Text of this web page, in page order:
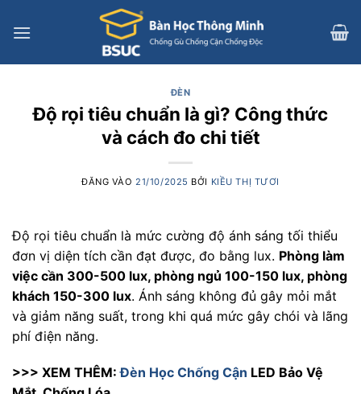
qua
dung
ĐÈN
Độ rọi tiêu chuẩn là gì? Công thức
và cách đo chi tiết
ĐĂNG VÀO 21/10/2025 BỞI KIỀU THỊ TƯƠI
Độ rọi tiêu chuẩn là mức cường độ ánh sáng tối thiểu
đơn vị diện tích cần đạt được, đo bằng lux. Phòng làm
việc cần 300-500 lux, phòng ngủ 100-150 lux, phòng
khách 150-300 lux. Ánh sáng không đủ gây mỏi mắt
và giảm năng suất, trong khi quá mức gây chói và lãng
phí điện năng.
>>> XEM THÊM:Đèn Học Chống Cận LED Bảo Vệ